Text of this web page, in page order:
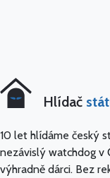
Hlídač
10 let hlídáme český
nezávislý watchdog v
výhradně dárci. Bez